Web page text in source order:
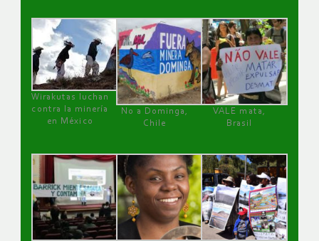
Wirakutas luchan
contra la minería
en México
No a Dominga,
Chile
VALE mata,
Brasil